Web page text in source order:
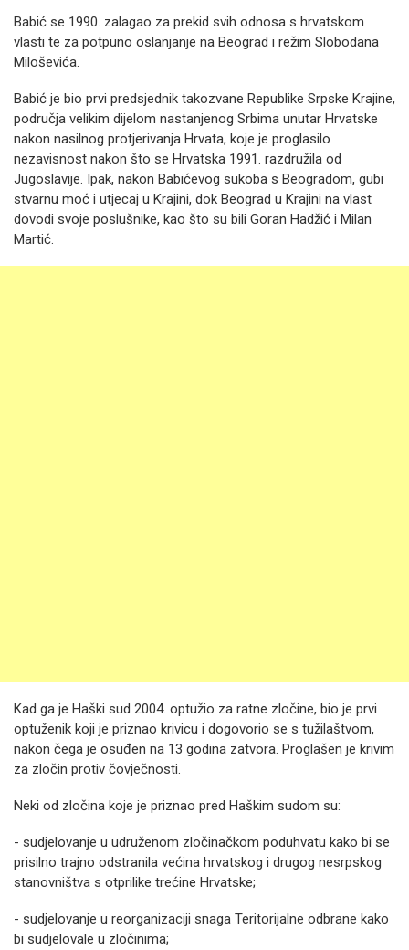
Babić se 1990. zalagao za prekid svih odnosa s hrvatskom
vlasti te za potpuno oslanjanje na Beograd i režim Slobodana
Miloševića.
Babić je bio prvi predsjednik takozvane Republike Srpske Krajine,
područja velikim dijelom nastanjenog Srbima unutar Hrvatske
nakon nasilnog protjerivanja Hrvata, koje je proglasilo
nezavisnost nakon što se Hrvatska 1991. razdružila od
Jugoslavije. Ipak, nakon Babićevog sukoba s Beogradom, gubi
stvarnu moć i utjecaj u Krajini, dok Beograd u Krajini na vlast
dovodi svoje poslušnike, kao što su bili Goran Hadžić i Milan
Martić.
Kad ga je Haški sud 2004. optužio za ratne zločine, bio je prvi
optuženik koji je priznao krivicu i dogovorio se s tužilaštvom,
nakon čega je osuđen na 13 godina zatvora. Proglašen je krivim
za zločin protiv čovječnosti.
Neki od zločina koje je priznao pred Haškim sudom su:
- sudjelovanje u udruženom zločinačkom poduhvatu kako bi se
prisilno trajno odstranila većina hrvatskog i drugog nesrpskog
stanovništva s otprilike trećine Hrvatske;
- sudjelovanje u reorganizaciji snaga Teritorijalne odbrane kako
bi sudjelovale u zločinima;